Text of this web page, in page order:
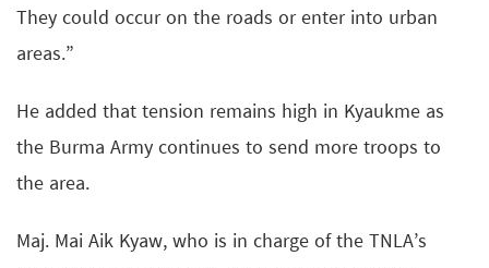
They could occur on the roads or enter into urban
areas.”
He added that tension remains high in Kyaukme as
the Burma Army continues to send more troops to
the area.
Maj. Mai Aik Kyaw, who is in charge of the TNLA’s